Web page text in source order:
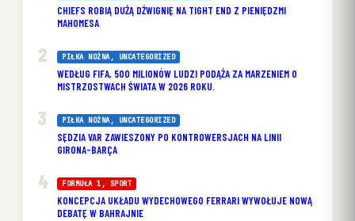
CHIEFS ROBIĄ DUŻĄ DŹWIGNIĘ NA TIGHT END Z PIENIĘDZMI
MAHOMESA
PIŁKA NOŻNA, UNCATEGORIZED
WEDŁUG FIFA, 500 MILIONÓW LUDZI PODĄŻA ZA MARZENIEM O
MISTRZOSTWACH ŚWIATA W 2026 ROKU.
PIŁKA NOŻNA, UNCATEGORIZED
SĘDZIA VAR ZAWIESZONY PO KONTROWERSJACH NA LINII
GIRONA-BARÇA
FORMUŁA 1 , SPORT
KONCEPCJA UKŁADU WYDECHOWEGO FERRARI WYWOŁUJE NOWĄ
DEBATĘ W BAHRAJNIE